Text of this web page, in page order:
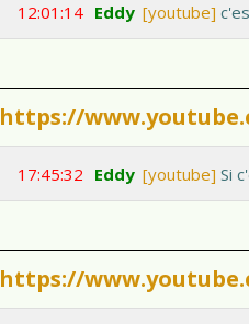
12:01:14 Eddy [youtube]
https://
17:45:32 Eddy [youtube] Si
https://